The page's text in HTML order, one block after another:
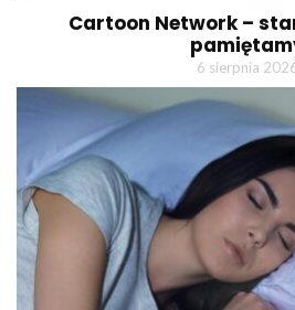
Cartoon Network –
6 sierpnia